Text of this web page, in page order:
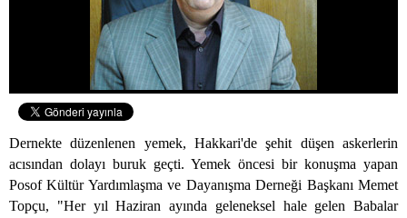
Dernekte düzenlenen yemek, Hakkari'de şehit düşen askerlerin
acısından dolayı buruk geçti. Yemek öncesi bir konuşma yapan
Posof Kültür Yardımlaşma ve Dayanışma Derneği Başkanı Memet
Topçu, "Her yıl Haziran ayında geleneksel hale gelen Babalar